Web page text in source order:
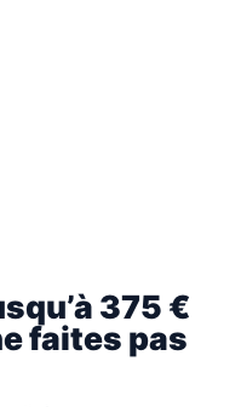
375 €
faites pas